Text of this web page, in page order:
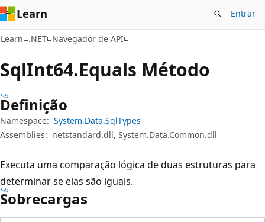
Learn Entrar
Learn .NET Navegador de API
SqlInt64.Equals Método
Definição
Namespace: System.Data.SqlTypes
Assemblies: netstandard.dll, System.Data.Common.dll
Executa uma comparação lógica de duas estruturas para
determinar se elas são iguais.
Sobrecargas